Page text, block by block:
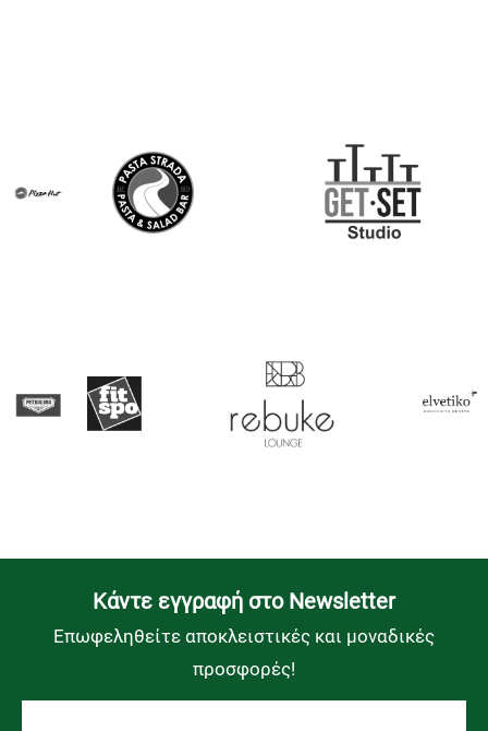
Kάντε εγγραφή στο Newsletter
Επωφεληθείτε αποκλειστικές και μοναδικές
προσφορές!